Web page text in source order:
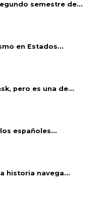
semestre de...
en Estados...
pero es una de...
españoles...
historia navega...